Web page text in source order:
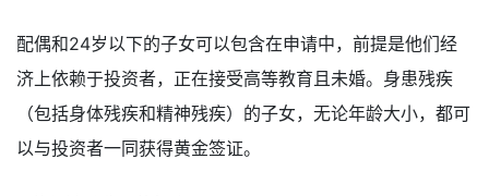
配偶和24岁以下的子女可以包含在申请中，前提是他们经
济上依赖于投资者，正在接受高等教育且未婚。身患残疾
（包括身体残疾和精神残疾）的子女，无论年龄大小，都可
以与投资者一同获得黄金签证。